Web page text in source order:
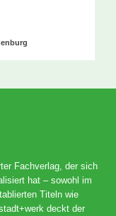
Fachverlag, der sich
hat – sowohl im
Titeln wie
deckt der